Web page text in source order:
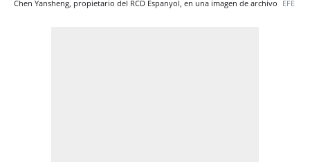
Chen Yansheng, propietario del RCD Espanyol, en una imagen de archivo EFE